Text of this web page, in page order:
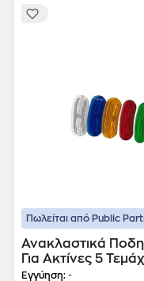
Πωλείται από Public
Ανακλαστικά
Για Ακτίνες 5
Εγγύηση: -